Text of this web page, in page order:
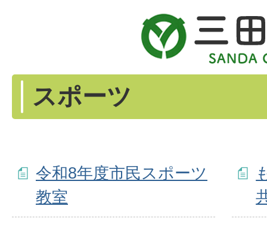
スポーツ
令和8年度市民スポーツ
教室